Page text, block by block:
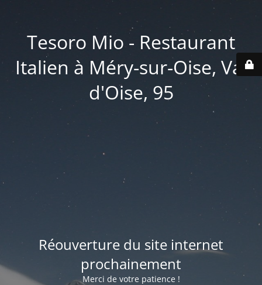
Tesoro Mio - Restaurant
Italien à Méry-sur-Oise, Val
d'Oise, 95
Réouverture du site internet
prochainement
Merci de votre patience !